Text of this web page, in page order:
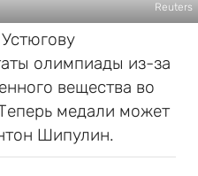
Reuters
олимпиады из-за
вещества во
медали может
Шипулин.